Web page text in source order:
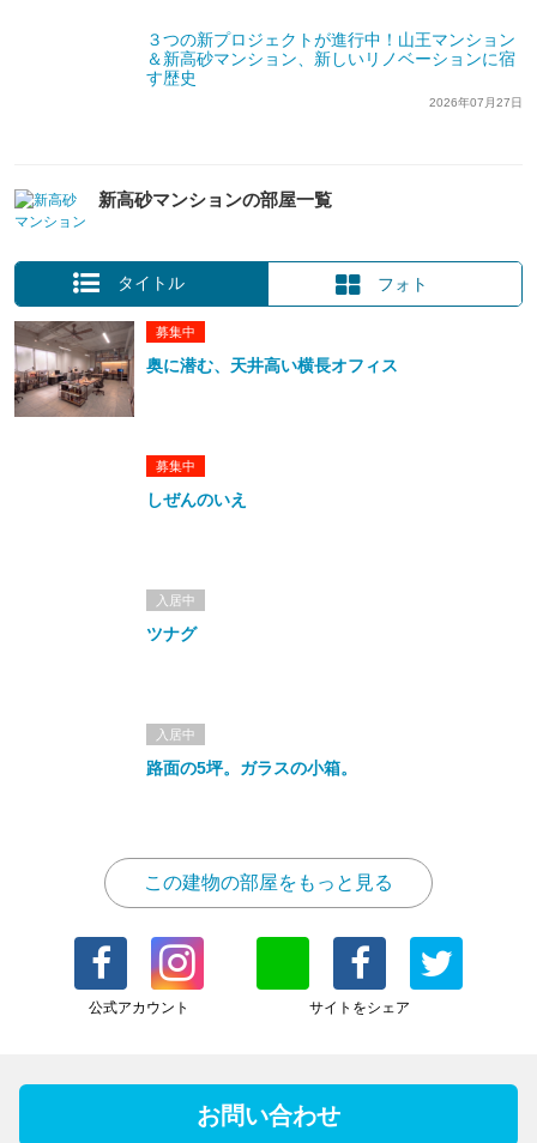
３つの新プロジェクトが進行中！山王マンション
＆新高砂マンション、新しいリノベーションに宿
す歴史
2026年07月27日
新高砂マンションの部屋一覧
タイトル フォト
募集中
奥に潜む、天井高い横長オフィス
募集中
しぜんのいえ
入居中
ツナグ
入居中
路面の5坪。ガラスの小箱。
この建物の部屋をもっと見る
公式アカウント サイトをシェア
お問い合わせ